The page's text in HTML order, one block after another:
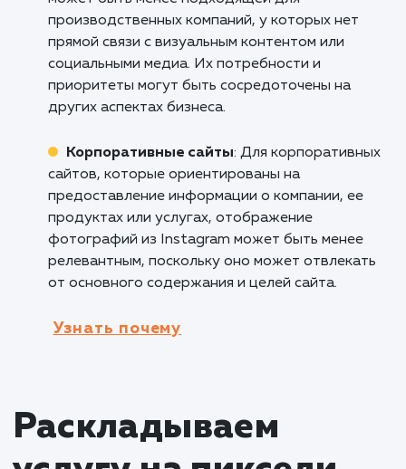
заведения, предлагаемые блюда и
удовлетворенных клиентов. Это может
привлечь новых посетителей и укрепить
агентства могут использовать отображение
фотографий из Instagram на сайте, чтобы
показать потенциальным клиентам
привлекательные места и
достопримечательности, которые они могут
посетить. Это помогает в создании
эмоциональной связи и вдохновляет
на путешествия.
Производственные компании
отображения фотографий из Instagram на